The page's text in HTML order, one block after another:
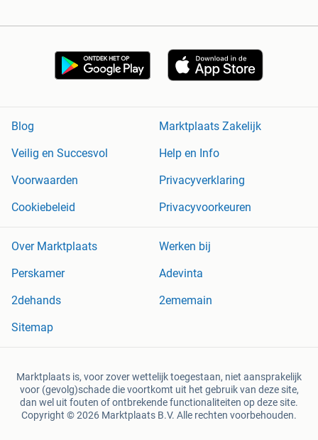
Blog
Marktplaats Zakelijk
Veilig en Succesvol
Help en Info
Voorwaarden
Privacyverklaring
Cookiebeleid
Privacyvoorkeuren
Over Marktplaats
Werken bij
Perskamer
Adevinta
2dehands
2ememain
Sitemap
Marktplaats is, voor zover wettelijk toegestaan, niet aansprakelijk
voor (gevolg)schade die voortkomt uit het gebruik van deze site,
dan wel uit fouten of ontbrekende functionaliteiten op deze site.
Copyright © 2026 Marktplaats B.V. Alle rechten voorbehouden.